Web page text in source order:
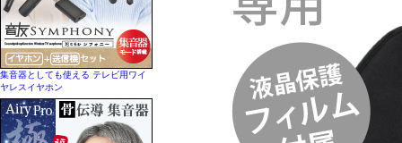
集音器としても使える テレビ用ワイ
ヤレスイヤホン